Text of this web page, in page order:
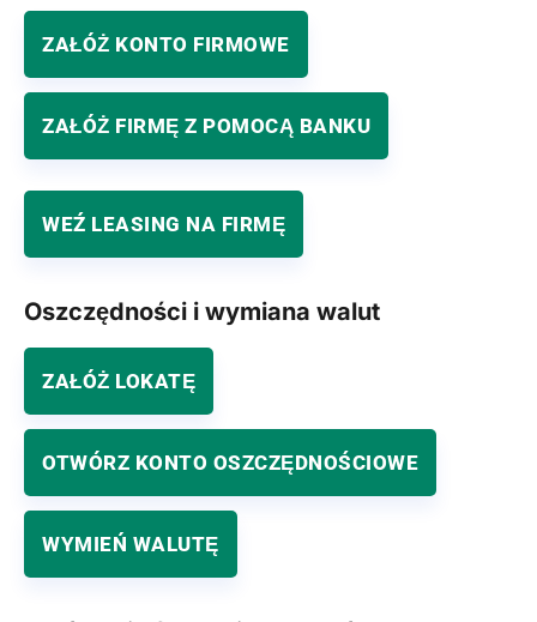
ZAŁÓŻ KONTO FIRMOWE
ZAŁÓŻ FIRMĘ Z POMOCĄ BANKU
WEŹ LEASING NA FIRMĘ
Oszczędności i wymiana walut
ZAŁÓŻ LOKATĘ
OTWÓRZ KONTO OSZCZĘDNOŚCIOWE
WYMIEŃ WALUTĘ